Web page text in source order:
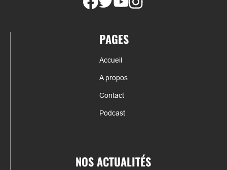
PAGES
Accueil
A propos
Contact
Podcast
NOS ACTUALITÉS